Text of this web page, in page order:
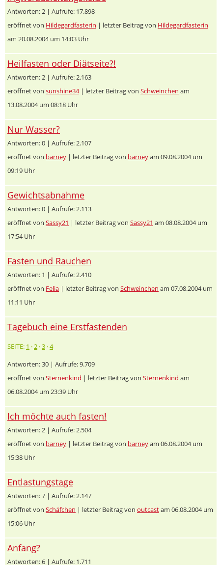
Antworten: 2 | Aufrufe: 17.898
eröffnet von Hildegardfasterin | letzter Beitrag von Hildegardfasterin
am 20.08.2004 um 14:03 Uhr
Heilfasten oder Diätseite?!
Antworten: 2 | Aufrufe: 2.163
eröffnet von sunshine34| letzter Beitrag von Schweinchen am
13.08.2004 um 08:18 Uhr
Nur Wasser?
Antworten: 0 | Aufrufe: 2.107
eröffnet von barney | letzter Beitrag von barneyam 09.08.2004 um
09:19 Uhr
Gewichtsabnahme
Antworten: 0 | Aufrufe: 2.113
eröffnet von Sassy21 | letzter Beitrag von Sassy21 am 08.08.2004 um
17:54 Uhr
Fasten und Rauchen
Antworten: 1 | Aufrufe: 2.410
eröffnet von Felia | letzter Beitrag von Schweinchen am 07.08.2004 um
11:11 Uhr
Tagebuch eine Erstfastenden
SEITE: 1 ·2 ·3 ·4
Antworten: 30 | Aufrufe: 9.709
eröffnet von Sternenkind | letzter Beitrag von Sternenkind am
06.08.2004 um 23:39 Uhr
Ich möchte auch fasten!
Antworten: 2 | Aufrufe: 2.504
eröffnet von barney | letzter Beitrag von barneyam 06.08.2004 um
15:38 Uhr
Entlastungstage
Antworten: 7 | Aufrufe: 2.147
eröffnet von Schäfchen | letzter Beitrag von outcastam 06.08.2004 um
15:06 Uhr
Anfang?
Antworten: 6 | Aufrufe: 1.711